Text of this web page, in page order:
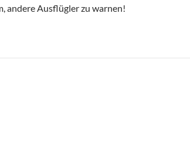
andere Ausflügler zu warnen!